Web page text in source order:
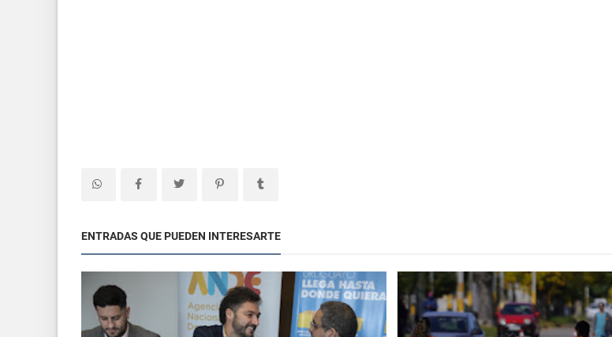
ENTRADAS QUE PUEDEN INTERESARTE